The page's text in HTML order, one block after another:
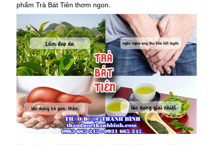
phẩm Trà Bát Tiên thơm ngon.